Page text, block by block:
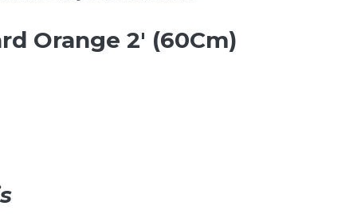
Orange 2' (60Cm)